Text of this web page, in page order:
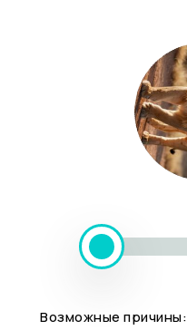
Возможные причины: